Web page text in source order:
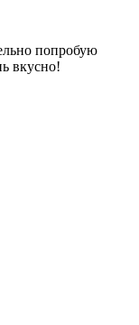
попробую
вкусно!